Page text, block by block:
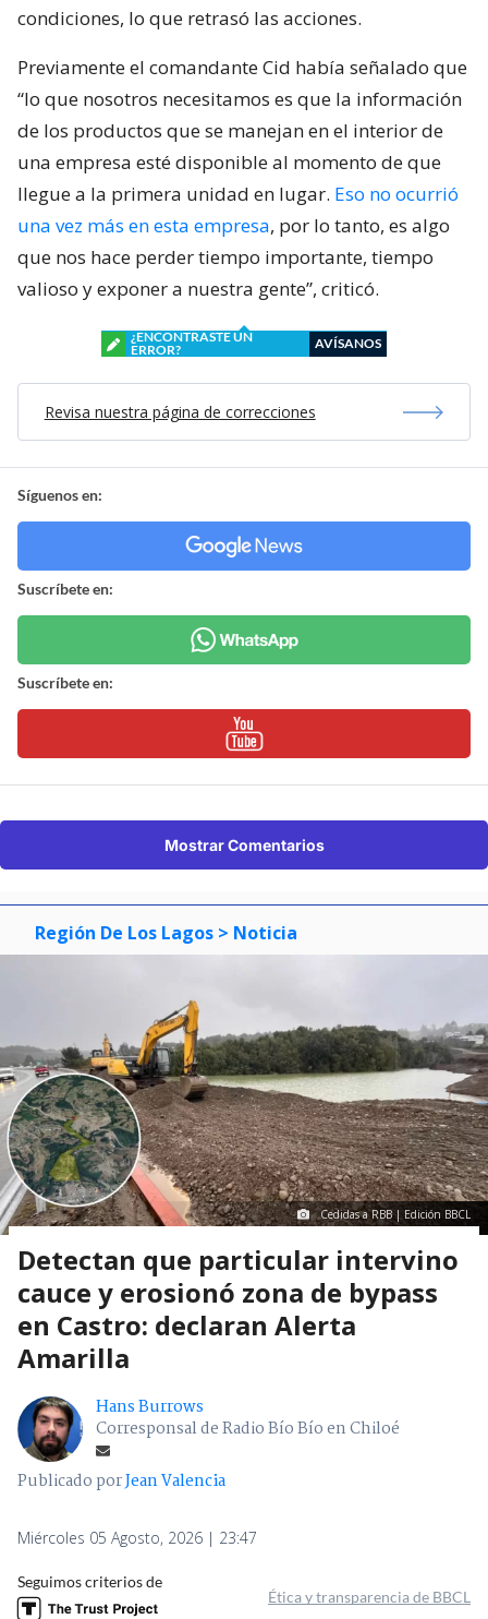
condiciones, lo que retrasó las acciones.
Previamente el comandante Cid había señalado que
“lo que nosotros necesitamos es que la información
de los productos que se manejan en el interior de
una empresa esté disponible al momento de que
llegue a la primera unidad en lugar. Eso no ocurrió
una vez más en esta empresa, por lo tanto, es algo
que nos hace perder tiempo importante, tiempo
valioso y exponer a nuestra gente”, criticó.
¿ENCONTRASTE UN
ERROR?
AVÍSANOS
Revisa nuestra página de correcciones
Síguenos en:
Suscríbete en:
Suscríbete en:
Mostrar Comentarios
Región De Los Lagos > Noticia
Cedidas a RBB | Edición BBCL
Detectan que particular intervino
cauce y erosionó zona de bypass
en Castro: declaran Alerta
Amarilla
Hans Burrows
Corresponsal de Radio Bío Bío en Chiloé
Publicado porJean Valencia
Miércoles 05 Agosto, 2026 | 23:47
Seguimos criterios de
Ética y transparencia de BBCL